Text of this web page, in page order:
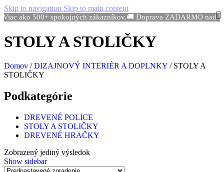
Skip to navigation Skip to main content
ako 500+ spokojných zákazníkov.🚚 Doprava ZADARMO nad
STOLY A STOLIČKY
Domov / DIZAJNOVÝ INTERIÉR A DOPLNKY / STOLY A
STOLIČKY
Podkategórie
DREVENÉ POLICE
STOLY A STOLIČKY
DREVENÉ HRAČKY
Zobrazený jediný výsledok
Show sidebar